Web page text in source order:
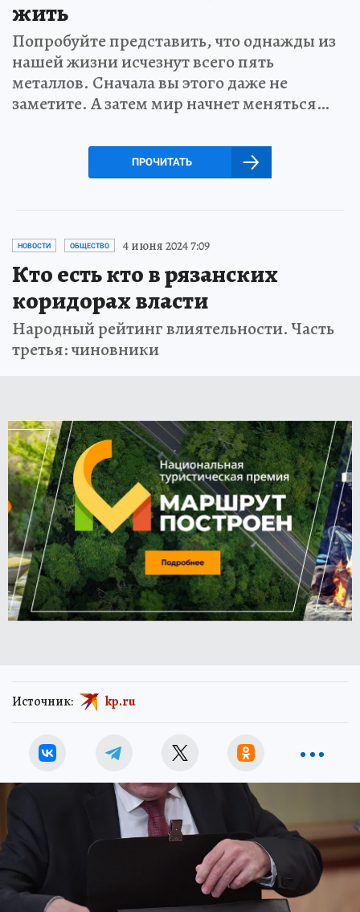
жить
Попробуйте представить, что однажды из
нашей жизни исчезнут всего пять
металлов. Сначала вы этого даже не
заметите. А затем мир начнет меняться…
ПРОЧИТАТЬ
НОВОСТИ ОБЩЕСТВО 4 июня 2024 7:09
Кто есть кто в рязанских
коридорах власти
Народный рейтинг влиятельности. Часть
третья: чиновники
Источник: kp.ru